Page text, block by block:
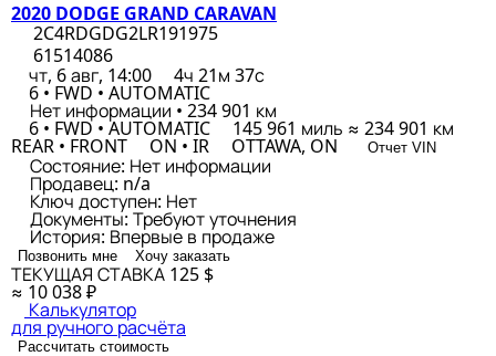
2020 DODGE GRAND CARAVAN
2C4RDGDG2LR191975
61514086
чт, 6 авг, 14:00
4ч 21м 37с
6 • FWD • AUTOMATIC
Нет информации • 234 901 км
6 • FWD • AUTOMATIC 145 961 миль ≈ 234 901 км
REAR • FRONT ON • IR OTTAWA, ON Отчет VIN
Состояние: Нет информации
Продавец: n/a
Ключ доступен: Нет
Документы: Требуют уточнения
История: Впервые в продаже
Позвонить мне Хочу заказать
ТЕКУЩАЯ СТАВКА 125 $
≈ 10 038 ₽
Калькулятор
для ручного расчёта
Рассчитать стоимость